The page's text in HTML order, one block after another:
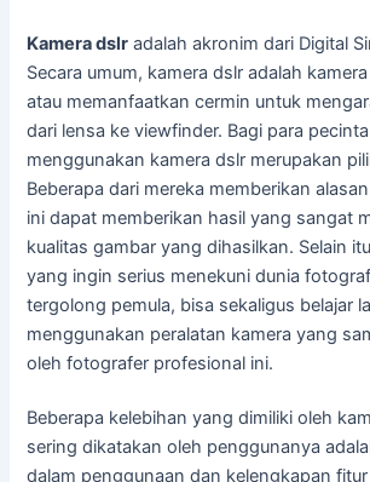
Kamera dslr adalah akronim dari Digital
Secara umum, kamera dslr adalah
atau memanfaatkan cermin untuk
dari lensa ke viewfinder. Bagi para
menggunakan kamera dslr merupakan
Beberapa dari mereka memberikan
ini dapat memberikan hasil yang sangat
kualitas gambar yang dihasilkan. Selain
yang ingin serius menekuni dunia
tergolong pemula, bisa sekaligus belajar
menggunakan peralatan kamera yang
oleh fotografer profesional ini.
Beberapa kelebihan yang dimiliki oleh
sering dikatakan oleh penggunanya
dalam penggunaan dan kelengkapan